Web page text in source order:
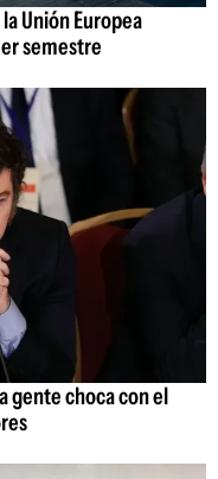
Unión Europea
semestre
gente choca con el